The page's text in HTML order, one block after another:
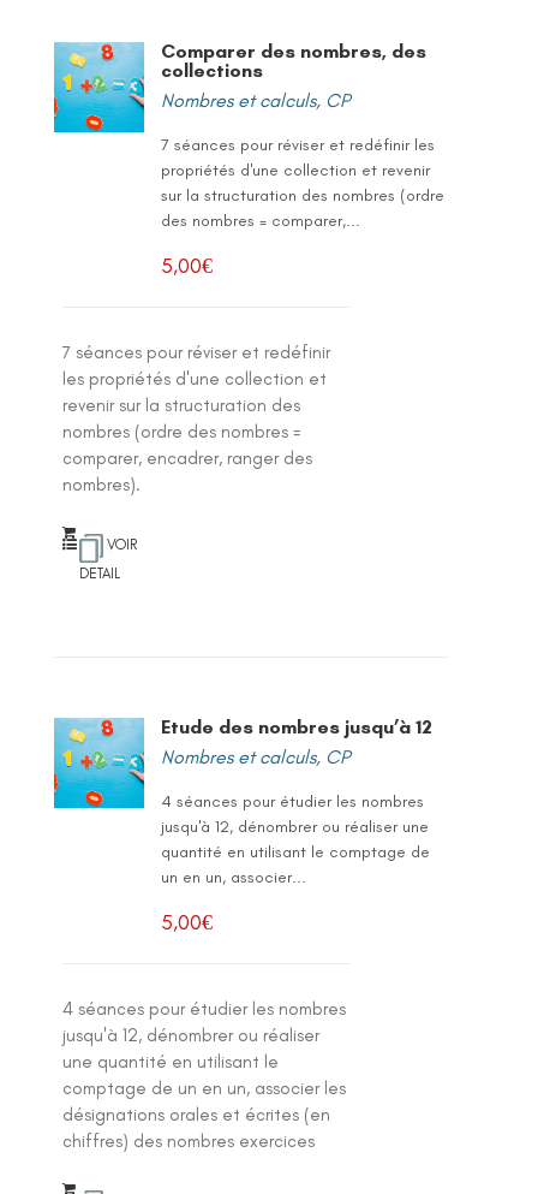
Comparer des nombres, des
collections
Nombres et calculs, CP
7 séances pour réviser et redéfinir les
propriétés d'une collection et revenir
sur la structuration des nombres (ordre
des nombres = comparer,...
5,00€
7 séances pour réviser et redéfinir
les propriétés d'une collection et
revenir sur la structuration des
nombres (ordre des nombres =
comparer, encadrer, ranger des
nombres).
VOIR
DETAIL
Etude des nombres jusqu’à 12
Nombres et calculs, CP
4 séances pour étudier les nombres
jusqu'à 12, dénombrer ou réaliser une
quantité en utilisant le comptage de
un en un, associer...
5,00€
4 séances pour étudier les nombres
jusqu'à 12, dénombrer ou réaliser
une quantité en utilisant le
comptage de un en un, associer les
désignations orales et écrites (en
chiffres) des nombres exercices